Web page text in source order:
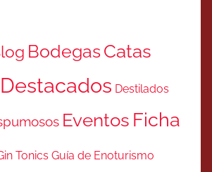
BodegasCatas
Destacados Destilados
Eventos Ficha
Tonics Guía de Enoturismo